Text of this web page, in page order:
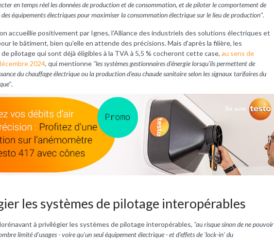
en temps réel les données de production et de consommation, et de piloter le comportement de
équipements électriques pour maximiser la consommation électrique sur le lieu de production".
accueillie positivement par Ignes, l'Alliance des industriels des solutions électriques et
le bâtiment, bien qu'elle en attende des précisions. Mais d'après la filière, les
pilotage qui sont déjà éligibles à la TVA à 5,5 % cocheront cette case, au sens de
2024, qui mentionne "les systèmes gestionnaires d'énergie lorsqu'ils permettent de
du chauffage électrique ou la production d'eau chaude sanitaire selon les signaux tarifaires du
.
les systèmes de pilotage interopérables
à privilégier les systèmes de pilotage interopérables, "au risque sinon de ne pouvoir
limité d'usages - voire qu'un seul équipement électrique - et d'effets de 'lock-in' du